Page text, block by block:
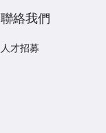
聯絡我們
人才招募